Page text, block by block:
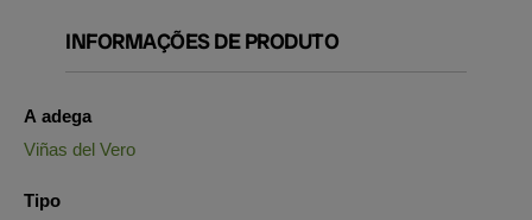
INFORMAÇÕES DE PRODUTO
A adega
Viñas del Vero
Tipo